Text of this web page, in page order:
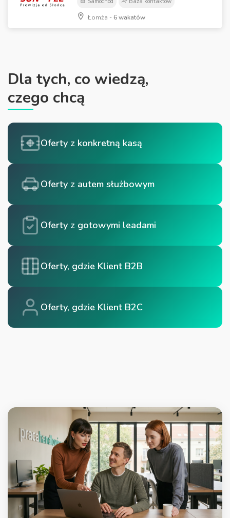
Łomża - 6 wakatów
Dla tych, co wiedzą,
czego chcą
Oferty z konkretną kasą
Oferty z autem służbowym
Oferty z gotowymi leadami
Oferty, gdzie Klient B2B
Oferty, gdzie Klient B2C